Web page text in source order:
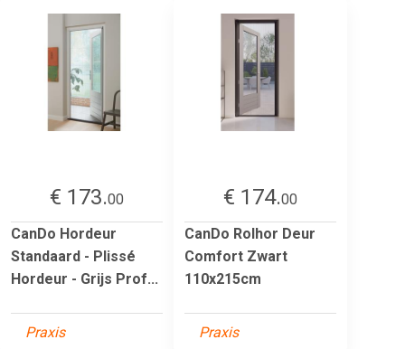
€ 173.00
CanDo Hordeur
Standaard - Plissé
Hordeur - Grijs Prof...
Praxis
€ 174.00
CanDo Rolhor Deur
Comfort Zwart
110x215cm
Praxis